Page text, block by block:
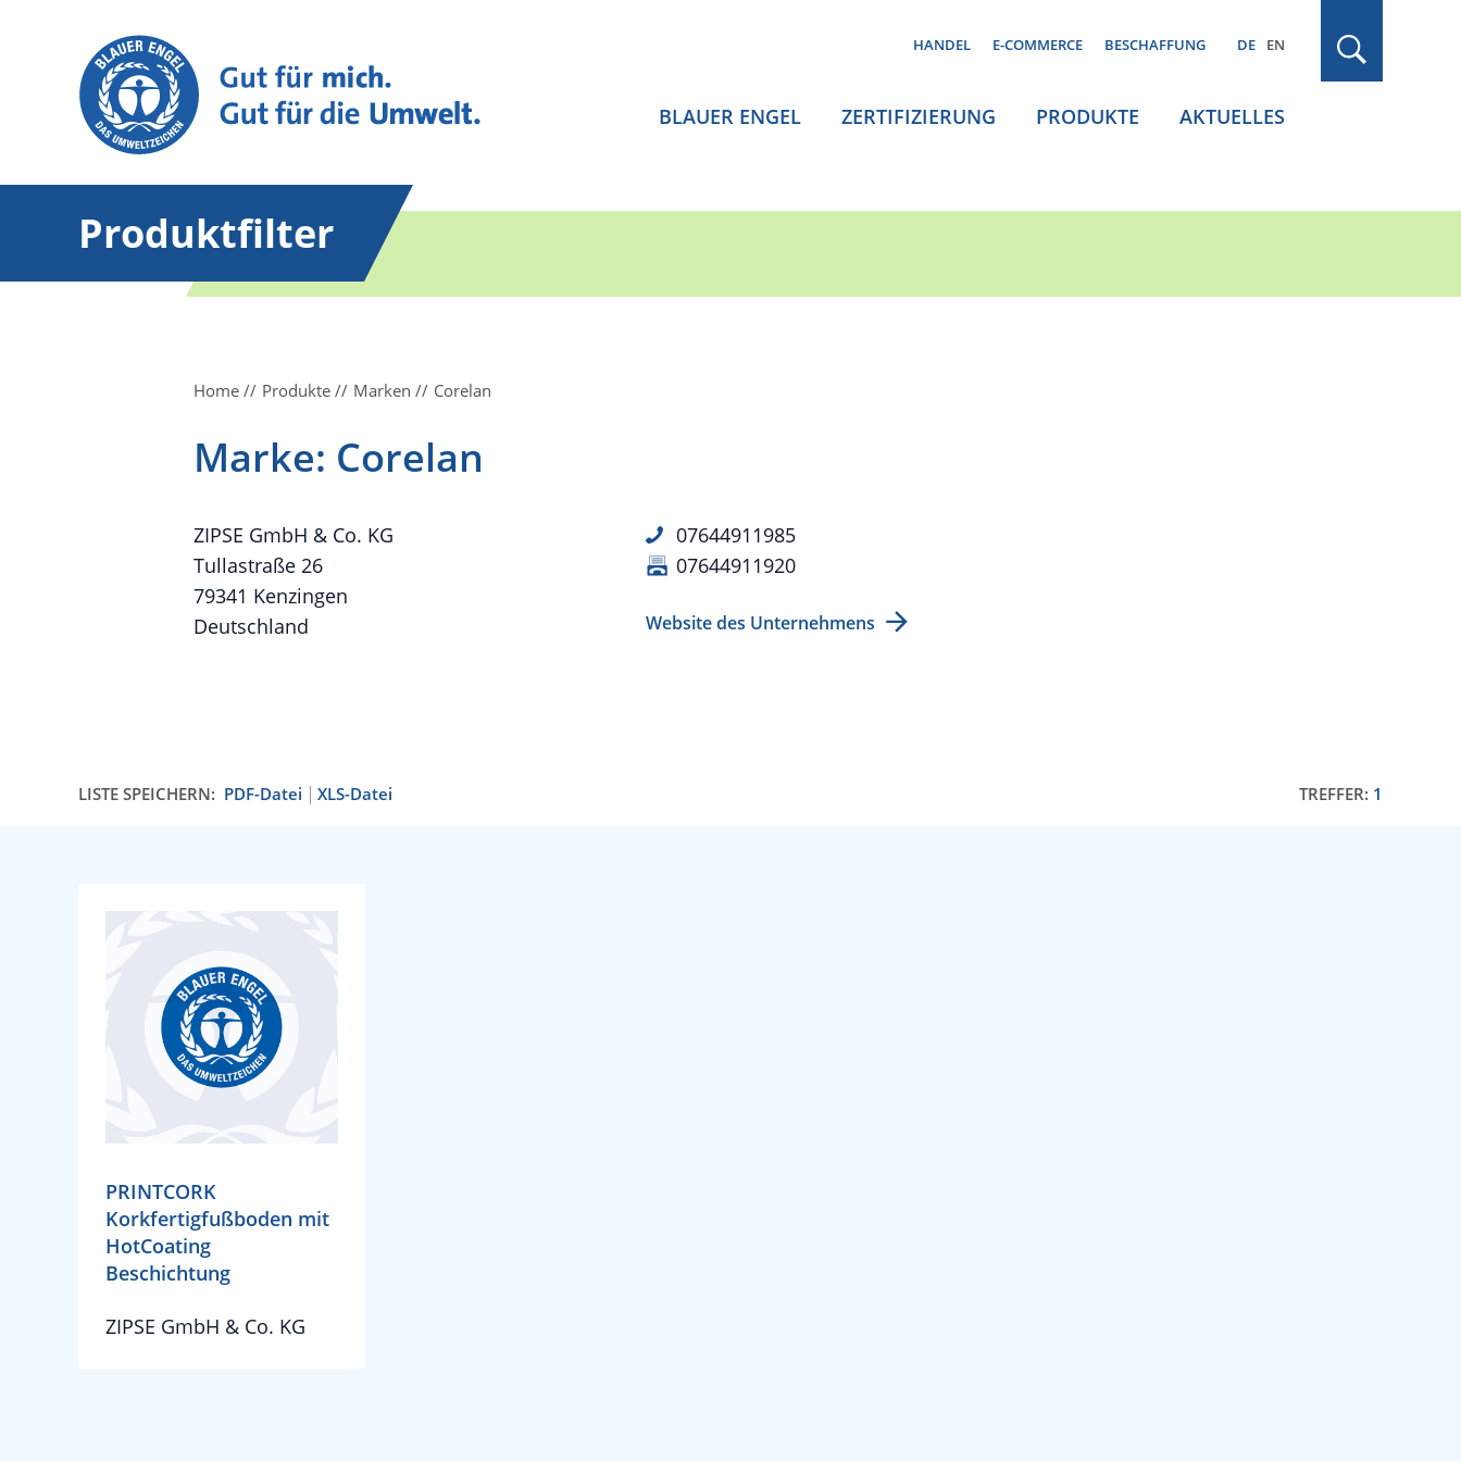
HANDEL E-COMMERCE BESCHAFFUNG DE EN
BLAUER ENGEL ZERTIFIZIERUNG PRODUKTE AKTUELLES
Produktfilter
Home Produkte Marken Corelan
Marke: Corelan
ZIPSE GmbH & Co. KG
Tullastraße 26
79341 Kenzingen
Deutschland
07644911985
07644911920
Website des Unternehmens
LISTE SPEICHERN: PDF-Datei XLS-Datei TREFFER: 1
PRINTCORK
Korkfertigfußboden mit
HotCoating
Beschichtung
ZIPSE GmbH & Co. KG